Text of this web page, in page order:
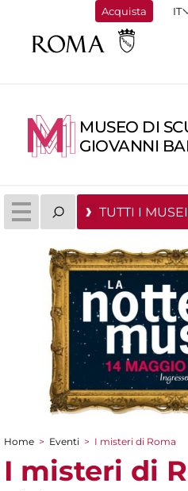
Acquista
MUSEO DI
GIOVANNI
TUTTI I MUSEI
Tu sei qui
Home > Eventi > I misteri di Roma
I misteri di